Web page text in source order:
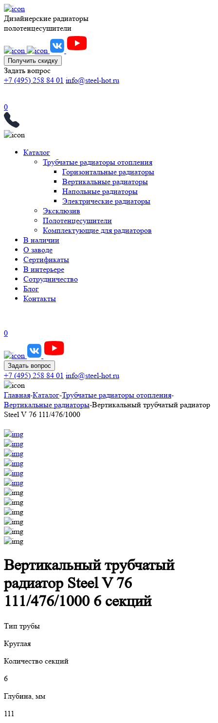
Дизайнерские радиаторы
полотенцесушители
Получить скидку
Задать вопрос
+7 (495) 258 84 01 info@steel-hot.ru
0
Каталог
Трубчатые радиаторы отопления
Горизонтальные радиаторы
Вертикальные радиаторы
Напольные радиаторы
Электрические радиаторы
Эксклюзив
Полотенцесушители
Комплектующие для радиаторов
В наличии
О заводе
Сертификаты
В интерьере
Сотрудничество
Блог
Контакты
0
Задать вопрос
+7 (495) 258 84 01 info@steel-hot.ru
Главная-Каталог-Трубчатые радиаторы отопления-
Вертикальные радиаторы-Вертикальный трубчатый радиатор
Steel V 76 111/476/1000
Вертикальный трубчатый
радиатор Steel V 76
111/476/1000 6 секций
Тип трубы
Круглая
Количество секций
6
Глубина, мм
111